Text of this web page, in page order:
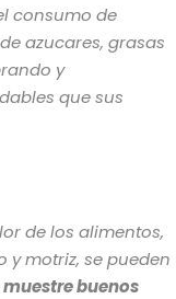
consumo de
azucares, grasas
y
que sus
de los alimentos,
motriz, se pueden
buenos